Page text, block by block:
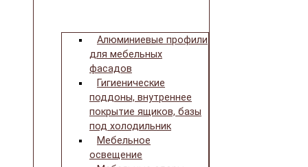
Алюминиевые профили
для мебельных
фасадов
Гигиенические
поддоны, внутреннее
покрытие ящиков, базы
под холодильник
Мебельное
освещение